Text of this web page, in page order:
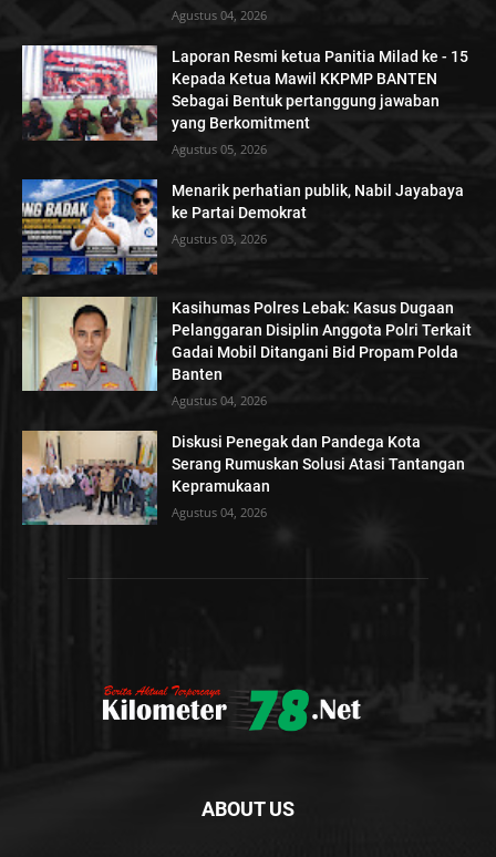
Agustus 04, 2026
Laporan Resmi ketua Panitia Milad ke - 15
Kepada Ketua Mawil KKPMP BANTEN
Sebagai Bentuk pertanggung jawaban
yang Berkomitment
Agustus 05, 2026
Menarik perhatian publik, Nabil Jayabaya
ke Partai Demokrat
Agustus 03, 2026
Kasihumas Polres Lebak: Kasus Dugaan
Pelanggaran Disiplin Anggota Polri Terkait
Gadai Mobil Ditangani Bid Propam Polda
Banten
Agustus 04, 2026
Diskusi Penegak dan Pandega Kota
Serang Rumuskan Solusi Atasi Tantangan
Kepramukaan
Agustus 04, 2026
ABOUT US